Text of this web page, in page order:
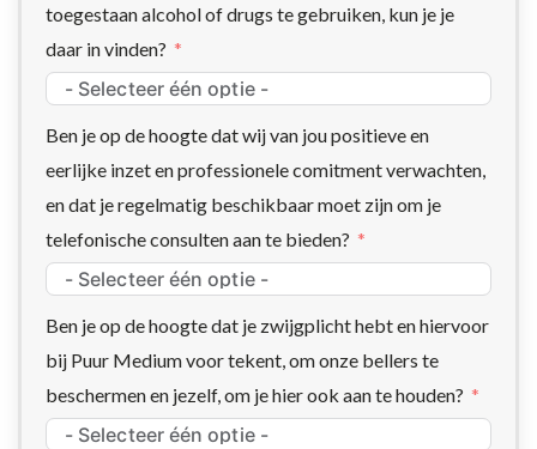
toegestaan alcohol of drugs te gebruiken, kun je je
daar in vinden?
Ben je op de hoogte dat wij van jou positieve en
eerlijke inzet en professionele comitment verwachten,
en dat je regelmatig beschikbaar moet zijn om je
telefonische consulten aan te bieden?
Ben je op de hoogte dat je zwijgplicht hebt en hiervoor
bij Puur Medium voor tekent, om onze bellers te
beschermen en jezelf, om je hier ook aan te houden?